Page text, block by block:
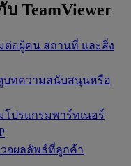
TeamViewer
ต่อผู้คน สถานที่ และสิ่ง
บทความสนับสนุนหรือ
โปรแกรมพาร์ทเนอร์
จผลลัพธ์ที่ลูกค้า